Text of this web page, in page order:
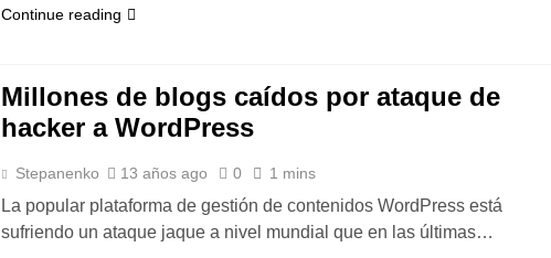
Continue reading
Millones de blogs caídos por ataque de
hacker a WordPress
Stepanenko 13 años ago 0 1 mins
La popular plataforma de gestión de contenidos WordPress está
sufriendo un ataque jaque a nivel mundial que en las últimas…